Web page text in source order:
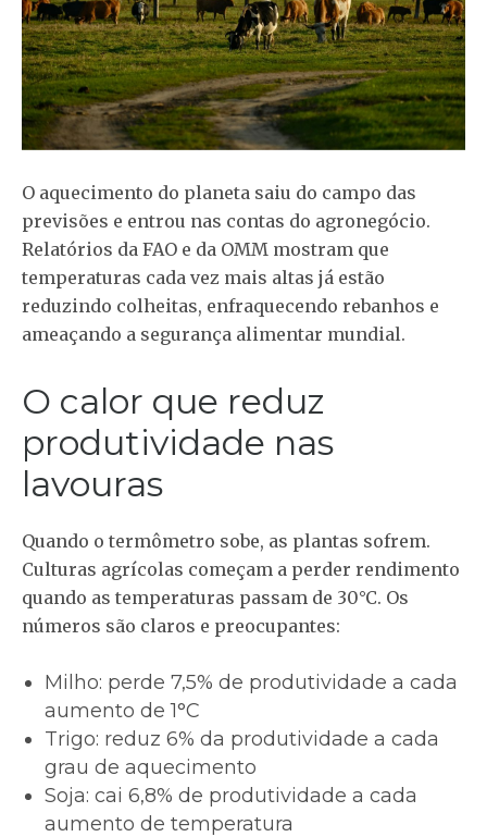
O aquecimento do planeta saiu do campo das
previsões e entrou nas contas do agronegócio.
Relatórios da FAO e da OMM mostram que
temperaturas cada vez mais altas já estão
reduzindo colheitas, enfraquecendo rebanhos e
ameaçando a segurança alimentar mundial.
O calor que reduz
produtividade nas
lavouras
Quando o termômetro sobe, as plantas sofrem.
Culturas agrícolas começam a perder rendimento
quando as temperaturas passam de 30°C. Os
números são claros e preocupantes:
Milho: perde 7,5% de produtividade a cada
aumento de 1°C
Trigo: reduz 6% da produtividade a cada
grau de aquecimento
Soja: cai 6,8% de produtividade a cada
aumento de temperatura